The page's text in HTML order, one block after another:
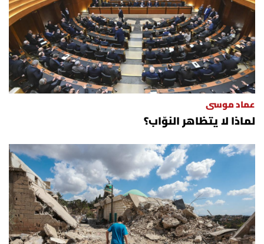
صحّة وصحن
الرياضة
منوّعات
حظّك اليوم
للتاريخ
فيديو
من نحن
عماد موسى
لماذا لا يتظاهر النوّاب؟